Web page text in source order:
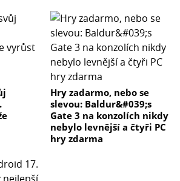
Hry zadarmo, nebo se
slevou: Baldur&#039;s
Gate 3 na konzolích nikdy
nebylo levnější a čtyři PC
hry zdarma